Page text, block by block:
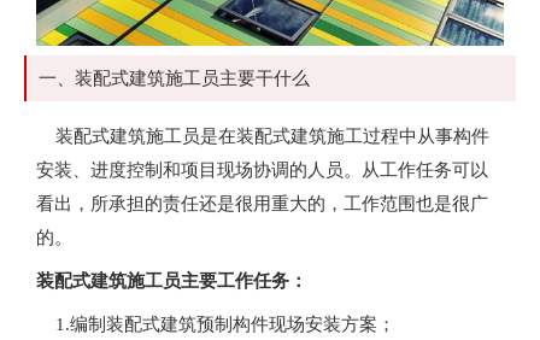
一、装配式建筑施工员主要干什么
装配式建筑施工员是在装配式建筑施工过程中从事构件
安装、进度控制和项目现场协调的人员。从工作任务可以
看出，所承担的责任还是很用重大的，工作范围也是很广
的。
装配式建筑施工员主要工作任务：
1.编制装配式建筑预制构件现场安装方案；